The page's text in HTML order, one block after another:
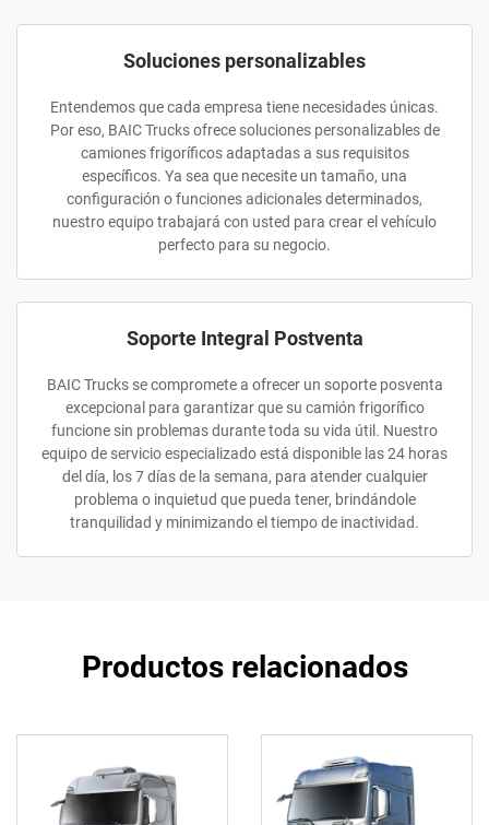
Soluciones personalizables
Entendemos que cada empresa tiene necesidades únicas.
Por eso, BAIC Trucks ofrece soluciones personalizables de
camiones frigoríficos adaptadas a sus requisitos
específicos. Ya sea que necesite un tamaño, una
configuración o funciones adicionales determinados,
nuestro equipo trabajará con usted para crear el vehículo
perfecto para su negocio.
Soporte Integral Postventa
BAIC Trucks se compromete a ofrecer un soporte posventa
excepcional para garantizar que su camión frigorífico
funcione sin problemas durante toda su vida útil. Nuestro
equipo de servicio especializado está disponible las 24 horas
del día, los 7 días de la semana, para atender cualquier
problema o inquietud que pueda tener, brindándole
tranquilidad y minimizando el tiempo de inactividad.
Productos relacionados